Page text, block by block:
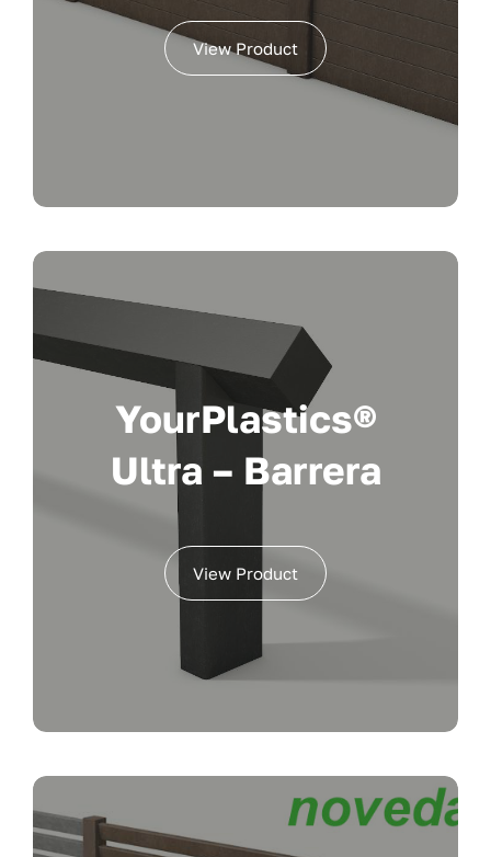
View Product
YourPlastics®
Ultra – Barrera
View Product